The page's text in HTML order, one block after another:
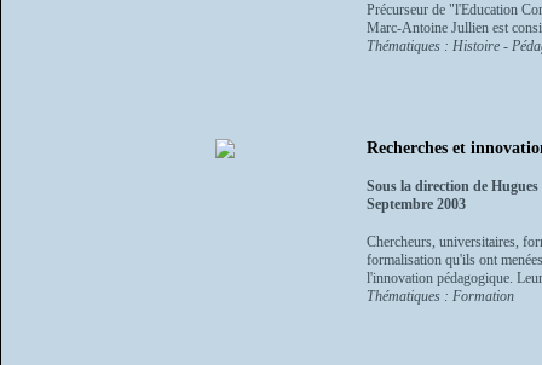
Précurseur de "l'Education
Marc-Antoine Jullien est
Thématiques : Histoire -
Recherches et
Sous la direction de
Septembre 2003
Chercheurs, universitaires,
formalisation qu'ils ont
l'innovation pédagogique.
Thématiques : Formation